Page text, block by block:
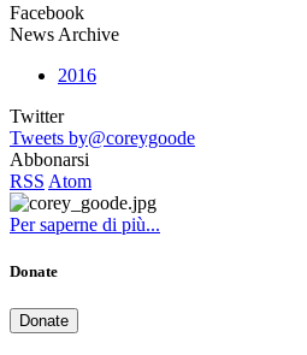
Facebook
News Archive
2016
Twitter
Tweets by@coreygoode
Abbonarsi
RSS Atom
Per saperne di più...
Donate
Donate